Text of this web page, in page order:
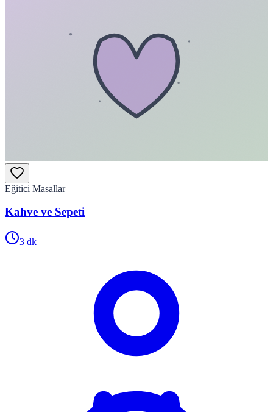
Eğitici Masallar
Kahve ve Sepeti
3 dk